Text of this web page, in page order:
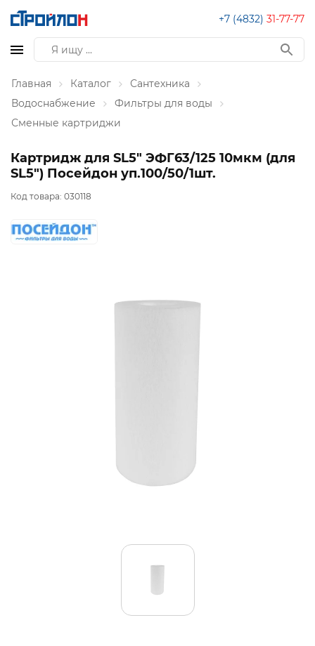
+7 (4832) 31-77-77
Главная Каталог
Сантехника
Водоснабжение
Фильтры для воды
Сменные картриджи
Картридж для SL5" ЭФГ63/125 10мкм (для
SL5") Посейдон уп.100/50/1шт.
Код товара: 030118